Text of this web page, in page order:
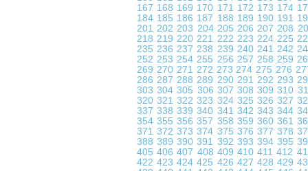
167 168 169 170 171 172 173 174
184 185 186 187 188 189 190 191
201202203 204 205 206207208
218219220221 222 223 224 225
235236237238 239 240 241 242
252253254255 256 257 258 259
269 270 271 272 273274275276
286287288289 290 291 292 293
303304305 306 307 308309310
320321322323 324 325 326 327
337338339340 341 342 343 344
354355356357 358 359 360 361
371372373374 375 376 377 378
388389390391 392 393 394 395
405406407 408 409 410411412
422423424425 426 427 428 429